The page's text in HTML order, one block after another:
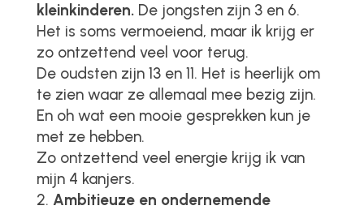
kleinkinderen.De jongsten zijn 3 en 6.
Het is soms vermoeiend, maar ik krijg er
zo ontzettend veel voor terug.
De oudsten zijn 13 en 11. Het is heerlijk om
te zien waar ze allemaal mee bezig zijn.
En oh wat een mooie gesprekken kun je
met ze hebben.
Zo ontzettend veel energie krijg ik van
mijn 4 kanjers.
Ambitieuze en ondernemende